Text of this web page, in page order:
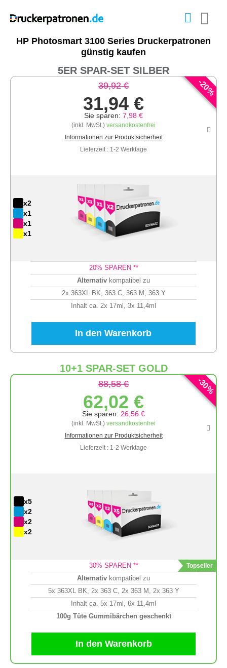
HP Photosmart 3100 Series Druckerpatronen
günstig kaufen
5ER SPAR-SET SILBER
-
20
%
39,92 €
31,94 €
Sie sparen: 7,98 €
(inkl. MwSt.) versandkostenfrei
Informationen zur Produktsicherheit
Lieferzeit : 1-2 Werktage
x2
x1
x1
x1
20% SPAREN **
Alternativ kompatibel zu
2x 363XL BK, 363 C, 363 M, 363 Y
Inhalt ca. 2x 17ml, 3x 11,4ml
In den Warenkorb
10+1 SPAR-SET GOLD
-
30
%
88,58 €
62,02 €
Sie sparen: 26,56 €
(inkl. MwSt.) versandkostenfrei
Informationen zur Produktsicherheit
Lieferzeit : 1-2 Werktage
x5
x2
x2
x2
30% SPAREN **
Alternativ kompatibel zu
5x 363XL BK, 2x 363 C, 2x 363 M, 2x 363 Y
Inhalt ca. 5x 17ml, 6x 11,4ml
100g Tüte Gummibärchen geschenkt
In den Warenkorb